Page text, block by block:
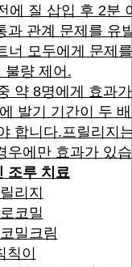
에 질 삽입 후 2분
과 관계 문제를 유
너 모두에게 문제
불량 제어.
약 8명에게 효과
발기 기간이 두
합니다.프릴리지
우에만 효과가 있
조루 치료
리지
코밀
밀크림
칙이